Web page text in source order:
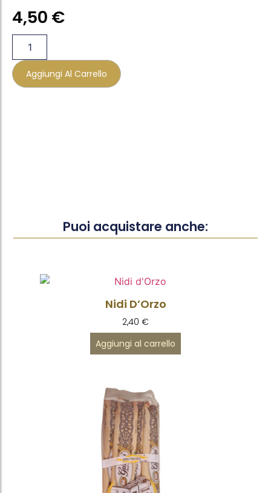
4,50 €
Aggiungi Al Carrello
Puoi acquistare anche:
Nidi D’Orzo
2,40 €
Aggiungi al carrello